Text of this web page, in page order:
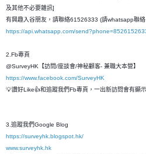
及其他不必要雜訊]
有興趣入谷朋友，請聯絡61526333 (請whatsapp聯絡
https://api.whatsapp.com/
2.Fb專頁
@SurveyHK【訪問/座談會/神秘顧客- 兼職大本營】
https://www.facebook.com/SurveyHK
💡讚好Like👍和追蹤我們Fb專頁，一出新訪問會有顯示
3.追蹤我們Google Blog
https://surveyhk.blogspot.hk/
www.surveyhk.hk